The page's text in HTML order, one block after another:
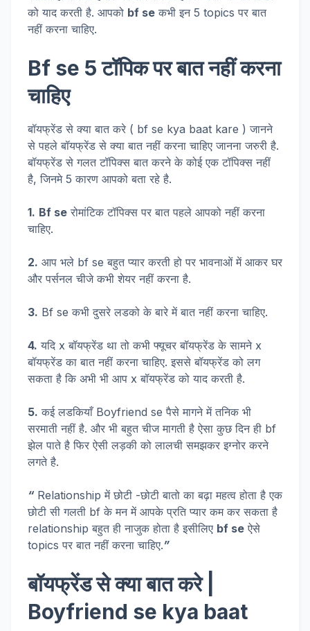
को याद करती है. आपको bf se कभी इन 5 topics पर बात
नहीं करना चाहिए.
Bf se 5 टॉपिक पर बात नहीं करना
चाहिए
बॉयफ्रेंड से क्या बात करे ( bf se kya baat kare ) जानने
से पहले बॉयफ्रेंड से क्या बात नहीं करना चाहिए जानना जरुरी है.
बॉयफ्रेंड से गलत टॉपिक्स बात करने के कोई एक टॉपिक्स नहीं
है, जिनमे 5 कारण आपको बता रहे है.
1. Bf se रोमांटिक टॉपिक्स पर बात पहले आपको नहीं करना
चाहिए.
2. आप भले bf se बहुत प्यार करती हो पर भावनाओं में आकर घर
और पर्सनल चीजे कभी शेयर नहीं करना है.
3. Bf se कभी दुसरे लडको के बारे में बात नहीं करना चाहिए.
4. यदि x बॉयफ्रेंड था तो कभी फ्यूचर बॉयफ्रेंड के सामने x
बॉयफ्रेंड का बात नहीं करना चाहिए. इससे बॉयफ्रेंड को लग
सकता है कि अभी भी आप x बॉयफ्रेंड को याद करती है.
5. कई लडकियाँ Boyfriend se पैसे मागने में तनिक भी
सरमाती नहीं है. और भी बहुत चीज मागती है ऐसा कुछ दिन ही bf
झेल पाते है फिर ऐसी लड़की को लालची समझकर इग्नोर करने
लगते है.
“ Relationship में छोटी -छोटी बातो का बढ़ा महत्व होता है एक
छोटी सी गलती bf के मन में आपके प्रति प्यार कम कर सकता है
relationship बहुत ही नाजुक होता है इसीलिए bf se ऐसे
topics पर बात नहीं करना चाहिए.”
बॉयफ्रेंड से क्या बात करे |
Boyfriend se kya baat